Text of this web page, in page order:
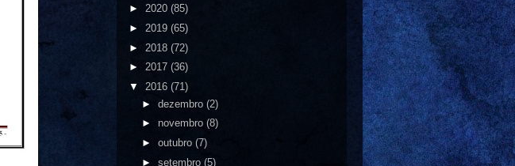
► 2020 (85)
► 2019 (65)
► 2018 (72)
► 2017 (36)
▼ 2016 (71)
► dezembro (2)
► novembro (8)
► outubro (7)
► setembro (5)